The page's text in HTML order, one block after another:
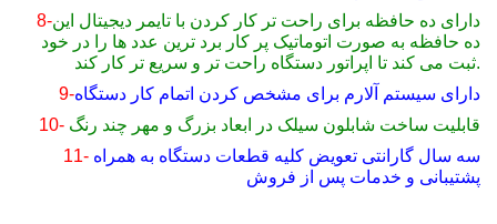
8-دارای ده حافظه برای راحت تر کار کردن با تایمر دیجیتال این
ده حافظه به صورت اتوماتیک پر کار برد ترین عدد ها را در خود
ثبت می کند تا اپراتور دستگاه راحت تر و سریع تر کار کند.
9-دارای سیستم آلارم برای مشخص کردن اتمام کار دستگاه
10- قابلیت ساخت شابلون سیلک در ابعاد بزرگ و مهر چند رنگ
11-
پشتیبانی و خدمات پس از فروش